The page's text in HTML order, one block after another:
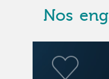
Nos